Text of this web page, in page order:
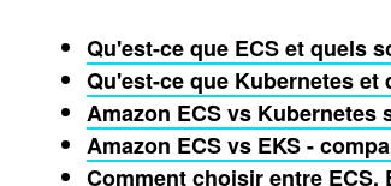
Qu'est-ce que ECS et quels
Qu'est-ce que Kubernetes
Amazon ECS vs Kubernetes
Amazon ECS vs EKS -
Comment choisir entre